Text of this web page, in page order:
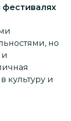
фестивалях
но
культуру и